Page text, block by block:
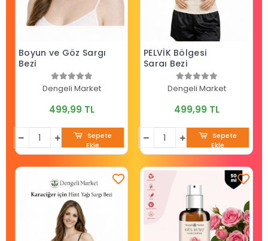
Boyun ve Göz Sargı
Bezi
Dengeli Market
499,99 TL
Sepete
Ekle
PELVİK Bölgesi
Sargı Bezi
Dengeli Market
499,99 TL
Sepete
Ekle